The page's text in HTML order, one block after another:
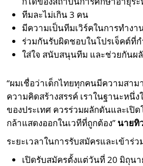
ทีมละไม่เกิน 3 คน
มีความเป็นทีมเวิร์คในการทำงา
ร่วมกันรับผิดชอบในโปรเจ็คต์ที่ก
ใส่ใจ สนับสนุนทีม และช่วยกันผ
“ผมเชื่อว่าเด็กไทยทุกคนมีความสาม
ความคิดสร้างสรรค์ เราในฐานะหนึ่
ของประเทศ ควรร่วมผลักดันและเปิ
กล้าแสดงออกในเวทีที่ถูกต้อง” นายทิ
ระยะเวลาในการรับสมัครและเข้าร่ว
เปิดรับสมัครตั้งแต่วันที่ 20 มิถุน